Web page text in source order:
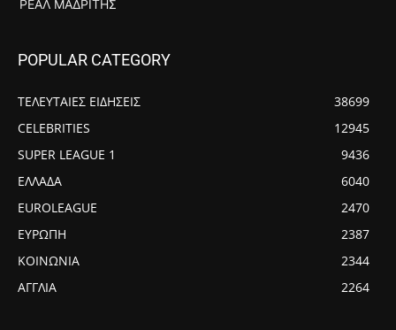
ΡΕΆΛ ΜΑΔΡΊΤΗΣ
POPULAR CATEGORY
ΤΕΛΕΥΤΑΙΕΣ ΕΙΔΗΣΕΙΣ
38699
CELEBRITIES
12945
SUPER LEAGUE 1
9436
ΕΛΛΑΔΑ
6040
EUROLEAGUE
2470
ΕΥΡΩΠΗ
2387
ΚΟΙΝΩΝΙΑ
2344
ΑΓΓΛΙΑ
2264